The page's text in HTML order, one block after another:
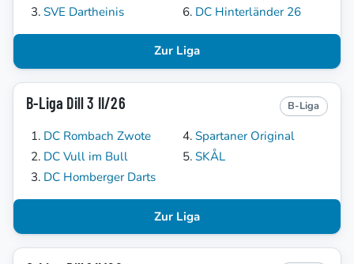
SVE Dartheinis
DC Hinterländer 26
Zur Liga
B-Liga Dill 3 II/26 B-Liga
DC Rombach Zwote
DC Vull im Bull
DC Homberger Darts
Spartaner Original
SKÅL
Zur Liga